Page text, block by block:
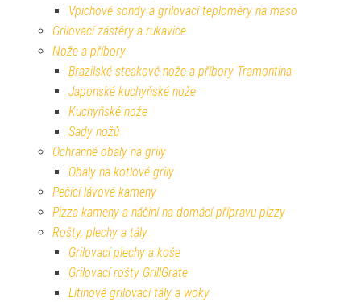
Vpichové sondy a grilovací teploměry na maso
Grilovací zástěry a rukavice
Nože a příbory
Brazilské steakové nože a příbory Tramontina
Japonské kuchyňské nože
Kuchyňské nože
Sady nožů
Ochranné obaly na grily
Obaly na kotlové grily
Pečící lávové kameny
Pizza kameny a náčiní na domácí přípravu pizzy
Rošty, plechy a tály
Grilovací plechy a koše
Grilovací rošty GrillGrate
Litinové grilovací tály a woky